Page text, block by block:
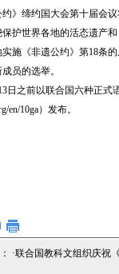
缔约国大会第十届会议
护世界各地的活态遗产
《非遗公约》第18条的
员的选举。
之前以联合国六种正式
en/10ga）发布。
·联合国教科文组织庆祝